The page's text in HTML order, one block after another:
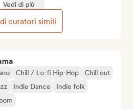
Chill / Lo-fi Hip-Hop
Chill out
Indie Dance
Indie folk
Vedi di più
curatori simili